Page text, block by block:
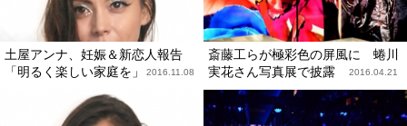
土屋アンナ、妊娠＆新恋人報告
「明るく楽しい家庭を」
2016.11.08
斎藤工らが極彩色の屏風に 蜷川
実花さん写真展で披露
2016.04.21